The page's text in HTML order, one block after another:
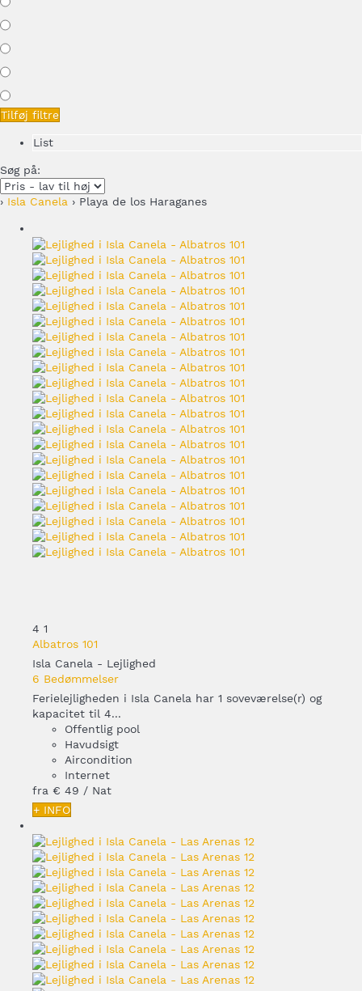
Tilføj filtre
List
Søg på:
› Isla Canela › Playa de los Haraganes
4 1
Albatros 101
Isla Canela - Lejlighed
6 Bedømmelser
Ferielejligheden i Isla Canela har 1 soveværelse(r) og
kapacitet til 4...
Offentlig pool
Havudsigt
Aircondition
Internet
fra € 49 / Nat
+ INFO